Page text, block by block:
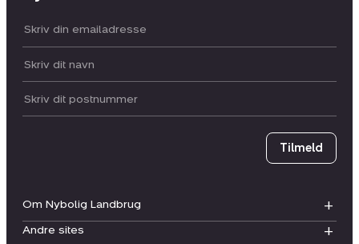
Om Nybolig Landbrug
Andre sites
Din email:
Dit navn:
Postnummer
Tilmeld